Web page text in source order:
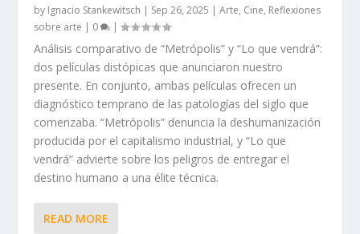
by Ignacio Stankewitsch | Sep 26, 2025 |Arte, Cine, Reflexiones
sobre arte | 0 |
Análisis comparativo de “Metrópolis” y “Lo que vendrá”:
dos películas distópicas que anunciaron nuestro
presente. En conjunto, ambas películas ofrecen un
diagnóstico temprano de las patologías del siglo que
comenzaba. “Metrópolis” denuncia la deshumanización
producida por el capitalismo industrial, y “Lo que
vendrá” advierte sobre los peligros de entregar el
destino humano a una élite técnica.
READ MORE